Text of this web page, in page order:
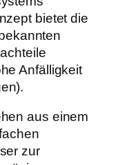
bietet die
Anfälligkeit
aus einem
zur